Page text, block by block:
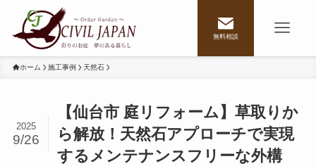
無料相談
ホーム 施工事例 天然石
【仙台市 庭リフォーム】草取りか
ら解放！天然石アプローチで実現
するメンテナンスフリーな外構
2025
9/26